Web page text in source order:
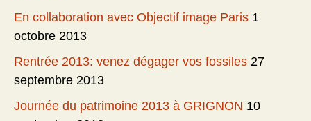
En collaboration avec Objectif image Paris 1
octobre 2013
Rentrée 2013: venez dégager vos fossiles 27
septembre 2013
Journée du patrimoine 2013 à GRIGNON 10